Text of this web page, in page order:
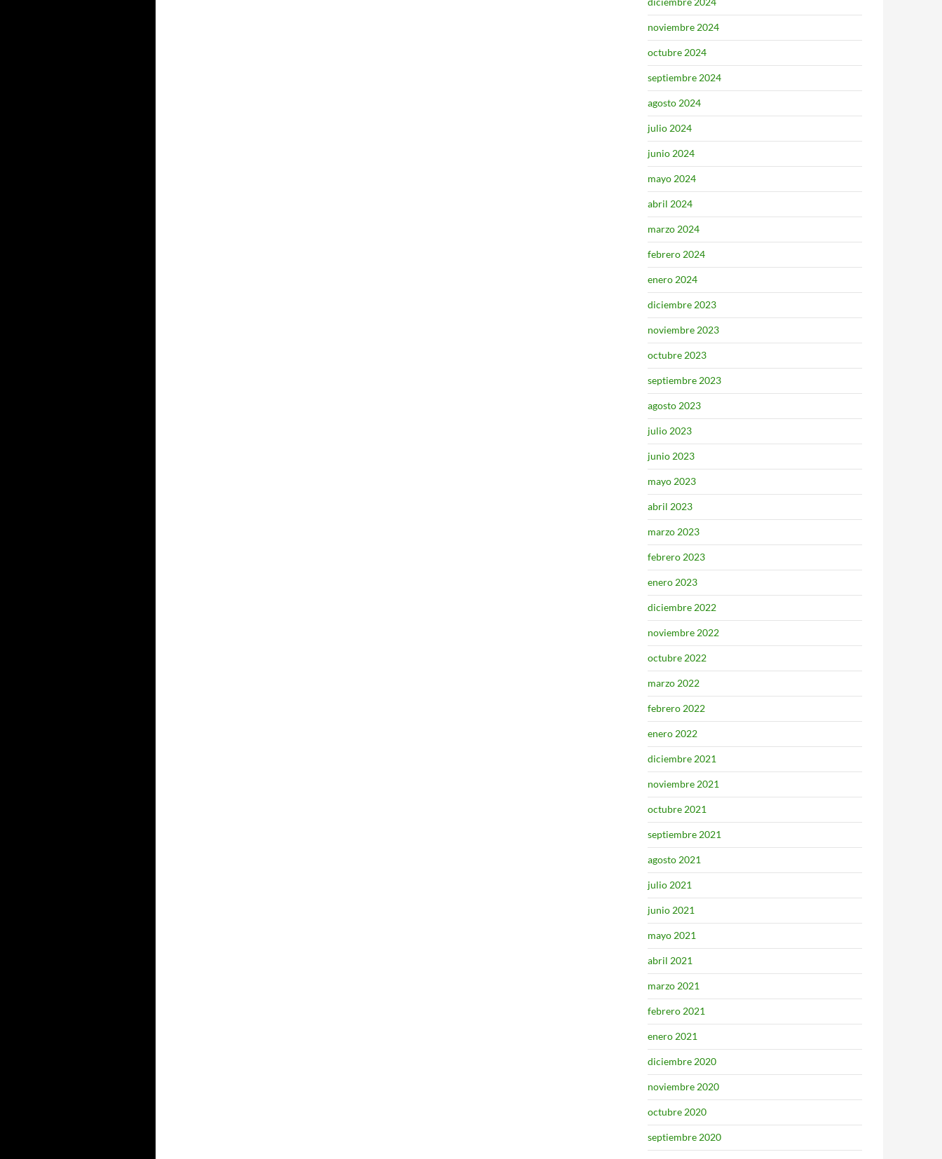
noviembre 2024
octubre 2024
septiembre 2024
agosto 2024
julio 2024
junio 2024
mayo 2024
abril 2024
marzo 2024
febrero 2024
enero 2024
diciembre 2023
noviembre 2023
octubre 2023
septiembre 2023
agosto 2023
julio 2023
junio 2023
mayo 2023
abril 2023
marzo 2023
febrero 2023
enero 2023
diciembre 2022
noviembre 2022
octubre 2022
marzo 2022
febrero 2022
enero 2022
diciembre 2021
noviembre 2021
octubre 2021
septiembre 2021
agosto 2021
julio 2021
junio 2021
mayo 2021
abril 2021
marzo 2021
febrero 2021
enero 2021
diciembre 2020
noviembre 2020
octubre 2020
septiembre 2020